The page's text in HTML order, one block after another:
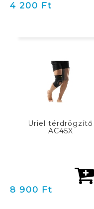
4 200 Ft
Uriel térdrögzítő
AC45X
8 900 Ft